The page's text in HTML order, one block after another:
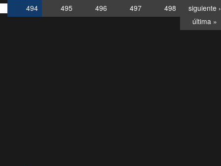
494
495 496 497 498
siguiente ›
última »